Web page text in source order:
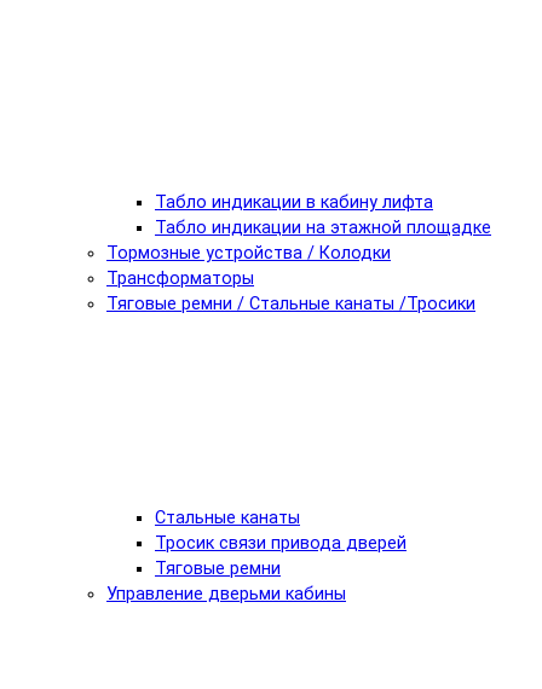
Табло индикации в кабину лифта
Табло индикации на этажной площадке
Тормозные устройства / Колодки
Трансформаторы
Тяговые ремни / Стальные канаты /Тросики
Стальные канаты
Тросик связи привода дверей
Тяговые ремни
Управление дверьми кабины